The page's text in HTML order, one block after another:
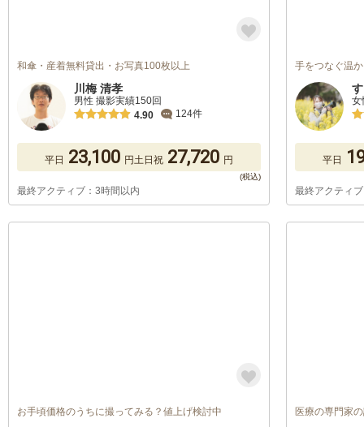
和傘・産着無料貸出・お写真100枚以上
川梅 清孝
男性 撮影実績150回
4.90
124件
平日 23,100 円土日祝 27,720 円
最終アクティブ：3時間以内
手をつなぐ温
女
平日
最終アクティ
お手頃価格のうちに撮ってみる？値上げ検討中 医療の専門家